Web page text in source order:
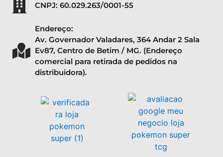
CNPJ: 60.029.263/0001-55
Endereço:
Av. Governador Valadares, 364 Andar 2 Sala
Ev87, Centro de Betim / MG. (Endereço
comercial para retirada de pedidos na
distribuidora).